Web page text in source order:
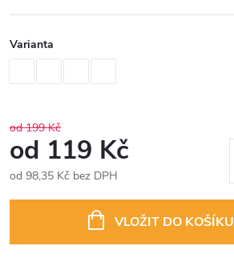
Varianta
od 199 Kč
od 119 Kč
od 98,35 Kč bez DPH
VLOŽIT DO KOŠÍKU